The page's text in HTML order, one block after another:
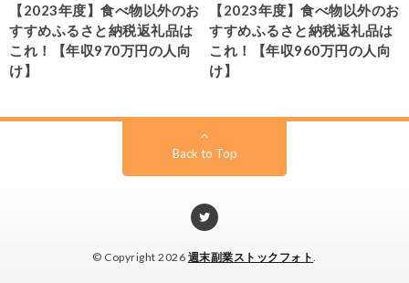
【2023年度】食べ物以外のお
すすめふるさと納税返礼品は
これ！【年収970万円の人向
け】
【2023年度】食べ物以外のお
すすめふるさと納税返礼品は
これ！【年収960万円の人向
け】
Back to Top
© Copyright 2026 週末副業ストックフォト.